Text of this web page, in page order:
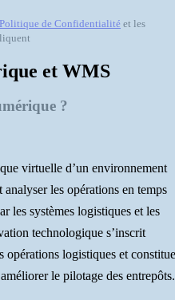
Politique de Confidentialité et les
et WMS
?
virtuelle d’un environnement
les opérations en temps
les systèmes logistiques et les
technologique s’inscrit
opérations logistiques et constitue
le pilotage des entrepôts.